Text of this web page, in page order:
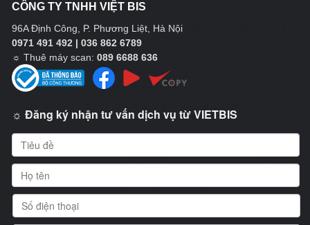
CÔNG TY TNHH VIỆT BIS
96A Định Công, P. Phương Liệt, Hà Nội
0971 491 492 | 036 862 6789
☼ Thuê máy scan: 089 6688 636
☼ Đăng ký nhận tư vấn dịch vụ từ VIETBIS